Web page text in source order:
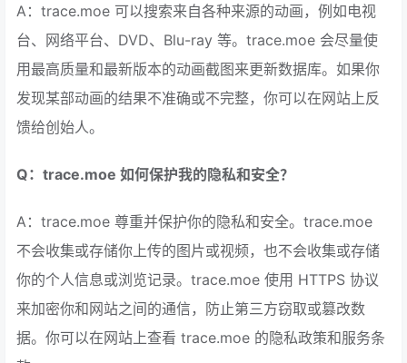
A：trace.moe 可以搜索来自各种来源的动画，例如电视
台、网络平台、DVD、Blu-ray 等。trace.moe 会尽量使
用最高质量和最新版本的动画截图来更新数据库。如果你
发现某部动画的结果不准确或不完整，你可以在网站上反
馈给创始人。
Q：trace.moe 如何保护我的隐私和安全？
A：trace.moe 尊重并保护你的隐私和安全。trace.moe
不会收集或存储你上传的图片或视频，也不会收集或存储
你的个人信息或浏览记录。trace.moe 使用 HTTPS 协议
来加密你和网站之间的通信，防止第三方窃取或篡改数
据。你可以在网站上查看 trace.moe 的隐私政策和服务条